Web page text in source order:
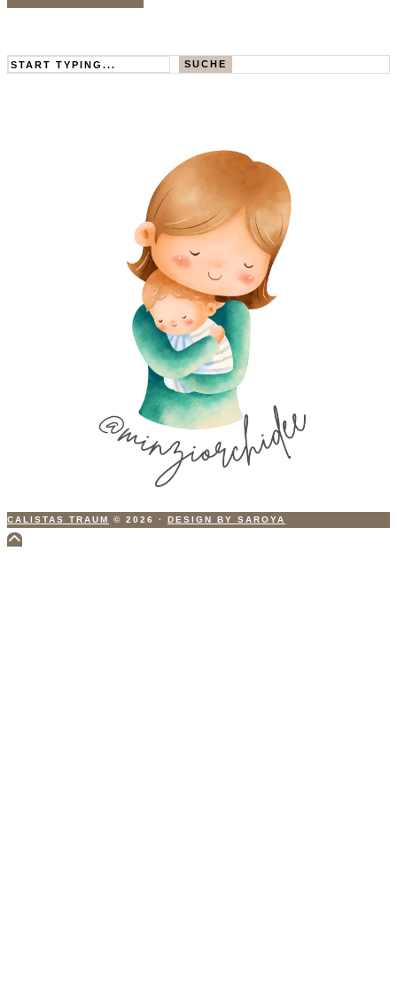
Search SUCHE
CALISTAS TRAUM © 2026 · DESIGN BY SAROYA
Scroll